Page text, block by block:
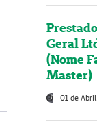
Geral
(Nome
Master)
01 de